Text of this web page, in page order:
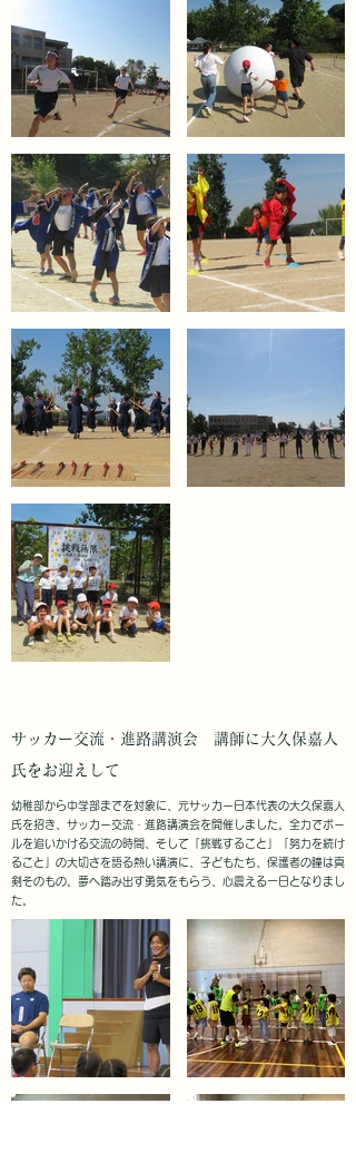
サッカー交流・進路講演会 講師に大久保嘉人
氏をお迎えして
幼稚部から中学部までを対象に、元サッカー日本代表の大久保嘉人
氏を招き、サッカー交流・進路講演会を開催しました。全力でボー
ルを追いかける交流の時間、そして「挑戦すること」「努力を続け
ること」の大切さを語る熱い講演に、子どもたち、保護者の瞳は真
剣そのもの。夢へ踏み出す勇気をもらう、心震える一日となりまし
た。